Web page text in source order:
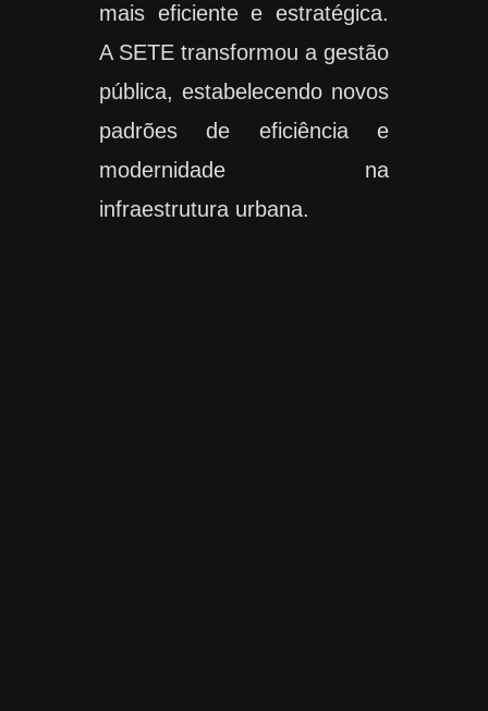
mais eficiente e estratégica.
A SETE transformou a gestão
pública, estabelecendo novos
padrões de eficiência e
modernidade na
infraestrutura urbana.